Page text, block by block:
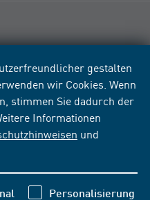
gestalten
wir Cookies. Wenn
stimmen Sie dadurch der
Informationen
und
Personalisierung